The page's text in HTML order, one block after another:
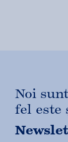
Noi
fel este